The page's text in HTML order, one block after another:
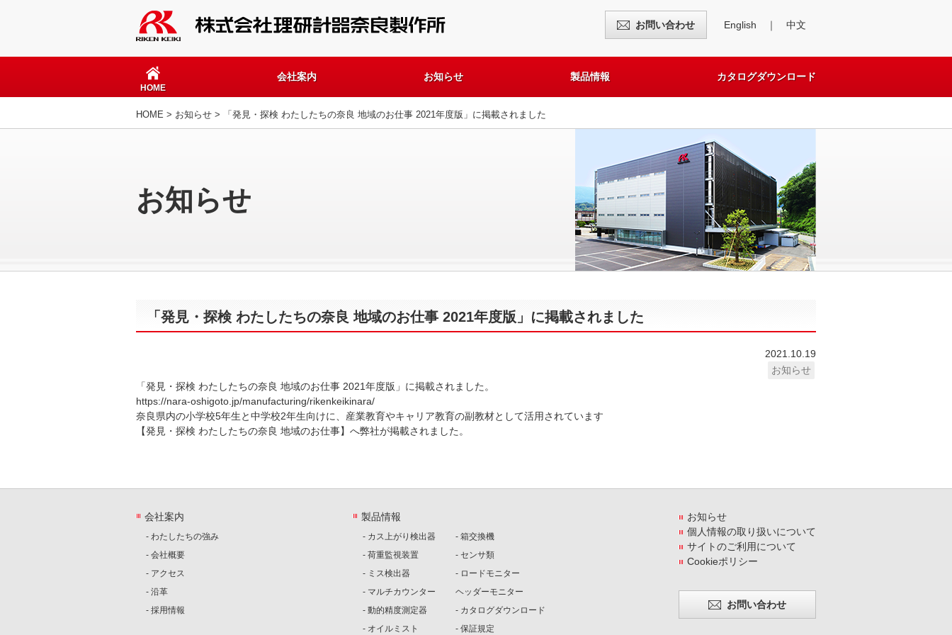
お問い合わせ English ｜ 中文
HOME
会社案内 お知らせ 製品情報 カタログダウンロード
HOME > お知らせ > 「発見・探検 わたしたちの奈良 地域のお仕事 2021年度版」に掲載されました
お知らせ
「発見・探検 わたしたちの奈良 地域のお仕事 2021年度版」に掲載されました
2021.10.19
お知らせ
「発見・探検 わたしたちの奈良 地域のお仕事 2021年度版」に掲載されました。
https://nara-oshigoto.jp/manufacturing/rikenkeikinara/
奈良県内の小学校5年生と中学校2年生向けに、産業教育やキャリア教育の副教材として活用されています
【発見・探検 わたしたちの奈良 地域のお仕事】へ弊社が掲載されました。
会社案内
- わたしたちの強み
- 会社概要
- アクセス
- 沿革
- 採用情報
製品情報
- カス上がり検出器
- 荷重監視装置
- ミス検出器
- マルチカウンター
- 動的精度測定器
- オイルミスト
- 箱交換機
- センサ類
- ロードモニター
ヘッダーモニター
- カタログダウンロード
- 保証規定
お知らせ
個人情報の取り扱いについて
サイトのご利用について
Cookieポリシー
お問い合わせ